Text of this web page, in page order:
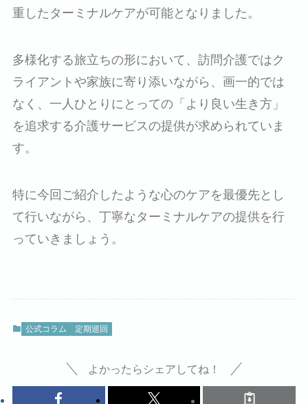
重したターミナルケアが可能となりました。
多様化する旅立ちの形において、訪問介護ではク
ライアントや家族に寄り添いながら、画一的では
なく、一人ひとりにとっての「より良い生き方」
を追求する介護サービスの提供が求められていま
す。
特に今回ご紹介したような心のケアを最優先とし
て行いながら、丁寧なターミナルケアの提供を行
っていきましょう。
公式コラム 定期巡回
よかったらシェアしてね！